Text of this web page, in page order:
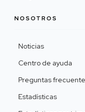
NOSOTROS
Noticias
Centro de ayuda
Preguntas
Estadísticas